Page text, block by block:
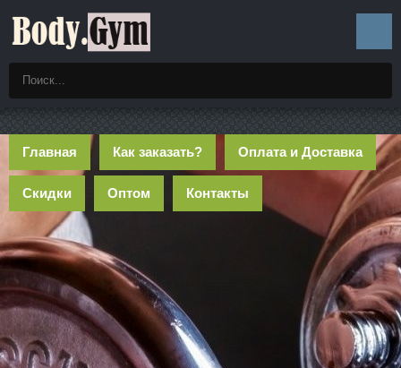
Главная Как заказать? Оплата и Доставка
Скидки Оптом Контакты